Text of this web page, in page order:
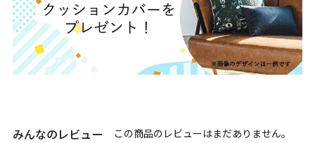
みんなのレビュー この商品のレビューはまだありません。